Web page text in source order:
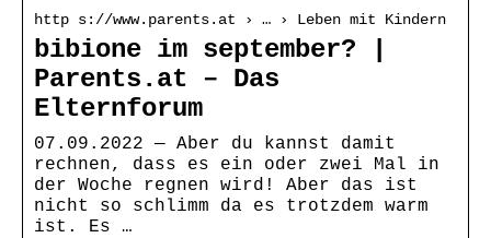
http s://www.parents.at › … › Leben mit Kindern
bibione im september? |
Parents.at – Das
Elternforum
07.09.2022 — Aber du kannst damit
rechnen, dass es ein oder zwei Mal in
der Woche regnen wird! Aber das ist
nicht so schlimm da es trotzdem warm
ist. Es …